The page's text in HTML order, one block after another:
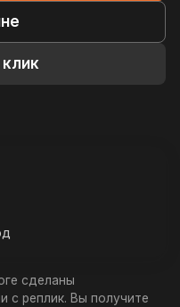
клик
сделаны
с реплик. Вы получите